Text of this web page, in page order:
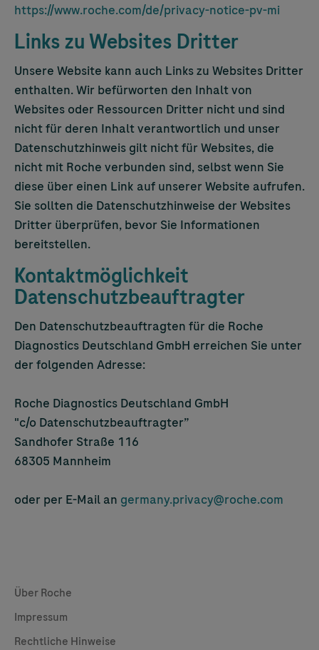
https://www.roche.com/de/privacy-notice-pv-mi
Links zu Websites Dritter
Unsere Website kann auch Links zu Websites Dritter
enthalten. Wir befürworten den Inhalt von
Websites oder Ressourcen Dritter nicht und sind
nicht für deren Inhalt verantwortlich und unser
Datenschutzhinweis gilt nicht für Websites, die
nicht mit Roche verbunden sind, selbst wenn Sie
diese über einen Link auf unserer Website aufrufen.
Sie sollten die Datenschutzhinweise der Websites
Dritter überprüfen, bevor Sie Informationen
bereitstellen.
Kontaktmöglichkeit
Datenschutzbeauftragter
Den Datenschutzbeauftragten für die Roche
Diagnostics Deutschland GmbH erreichen Sie unter
der folgenden Adresse:
Roche Diagnostics Deutschland GmbH
"c/o Datenschutzbeauftragter”
Sandhofer Straße 116
68305 Mannheim
oder per E-Mail an germany.privacy@roche.com
Global Websites
Über Roche
Impressum
Rechtliche Hinweise